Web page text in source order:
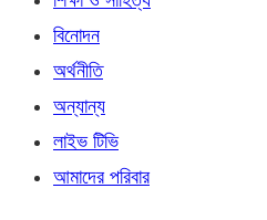
বিনোদন
অর্থনীতি
অন্যান্য
লাইভ টিভি
আমাদের পরিবার